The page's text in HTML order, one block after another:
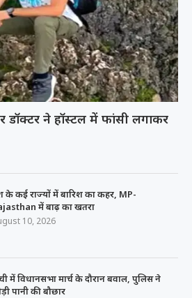
डॉक्टर ने हॉस्टल में फांसी लगाकर
के कई राज्यों में बारिश का कहर, MP-
में बाढ़ का खतरा
10, 2026
में विधानसभा मार्च के दौरान बवाल, पुलिस ने
पानी की बौछार